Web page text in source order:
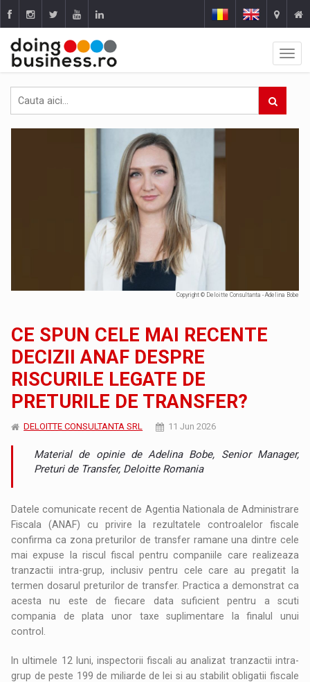
Copyright © Deloitte Consultanta - Adelina Bobe
CE SPUN CELE MAI RECENTE
DECIZII ANAF DESPRE
RISCURILE LEGATE DE
PRETURILE DE TRANSFER?
DELOITTE CONSULTANTA SRL 11 Jun 2026
Material de opinie de Adelina Bobe, Senior Manager,
Preturi de Transfer, Deloitte Romania
Datele comunicate recent de Agentia Nationala de Administrare
Fiscala (ANAF) cu privire la rezultatele controalelor fiscale
confirma ca zona preturilor de transfer ramane una dintre cele
mai expuse la riscul fiscal pentru companiile care realizeaza
tranzactii intra-grup, inclusiv pentru cele care au pregatit la
termen dosarul preturilor de transfer. Practica a demonstrat ca
acesta nu este de fiecare data suficient pentru a scuti
compania de plata unor taxe suplimentare la finalul unui
control.
In ultimele 12 luni, inspectorii fiscali au analizat tranzactii intra-
grup de peste 199 de miliarde de lei si au stabilit obligatii fiscale